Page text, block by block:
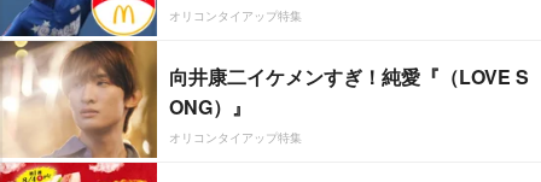
オリコンタイアップ特集
向井康二イケメンすぎ！純愛『（LOVE S
ONG）』
オリコンタイアップ特集